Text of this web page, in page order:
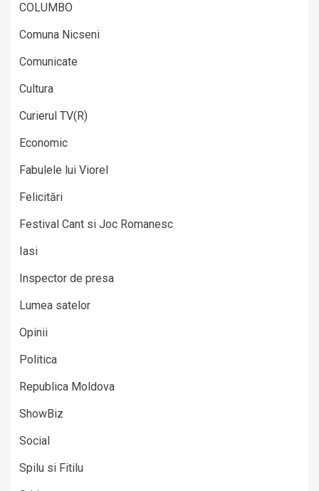
COLUMBO
Comuna Nicseni
Comunicate
Cultura
Curierul TV(R)
Economic
Fabulele lui Viorel
Felicitări
Festival Cant si Joc Romanesc
Iasi
Inspector de presa
Lumea satelor
Opinii
Politica
Republica Moldova
ShowBiz
Social
Spilu si Fitilu